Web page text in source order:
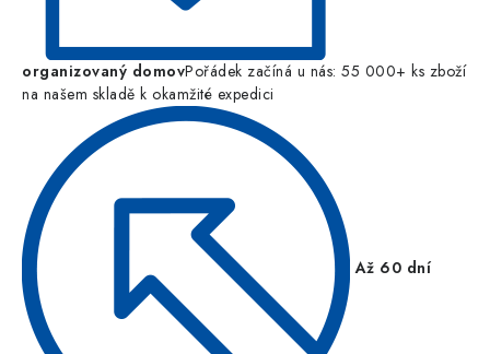
organizovaný domovPořádek začíná u nás: 55 000+ ks zboží
na našem skladě k okamžité expedici
Až 60 dní